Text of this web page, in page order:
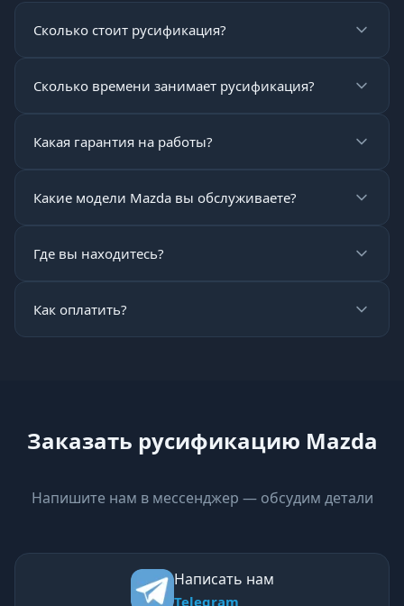
Сколько стоит русификация?
Сколько времени занимает русификация?
Какая гарантия на работы?
Какие модели Mazda вы обслуживаете?
Где вы находитесь?
Как оплатить?
Заказать русификацию Mazda
Напишите нам в мессенджер — обсудим детали
Написать нам
Telegram